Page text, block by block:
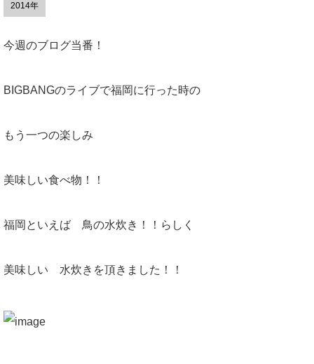
2014年
今週のブログ当番！
BIGBANGのライブで福岡に行った時の
もう一つの楽しみ
美味しい食べ物！！
福岡といえば 鳥の水炊き！！らしく
美味しい 水炊きを頂きました！！